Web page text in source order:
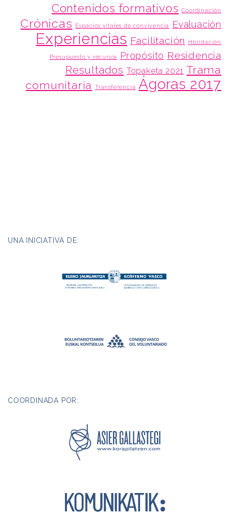
Contenidos formativos Coordinación
Crónicas Espacios vitales de convivencia Evaluación
Experiencias Facilitación Hbridación
Presupuesto y recursos Propósito Residencia
Resultados Topaketa 2021 Trama
comunitaria
Transferencia Ágoras 2017
UNA INICIATIVA DE:
COORDINADA POR: